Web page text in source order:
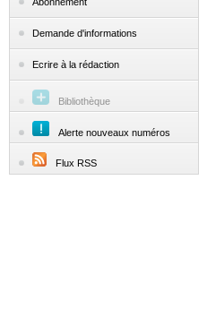
Demande d'informations
Ecrire à la rédaction
Bibliothèque
Alerte nouveaux numéros
Flux RSS